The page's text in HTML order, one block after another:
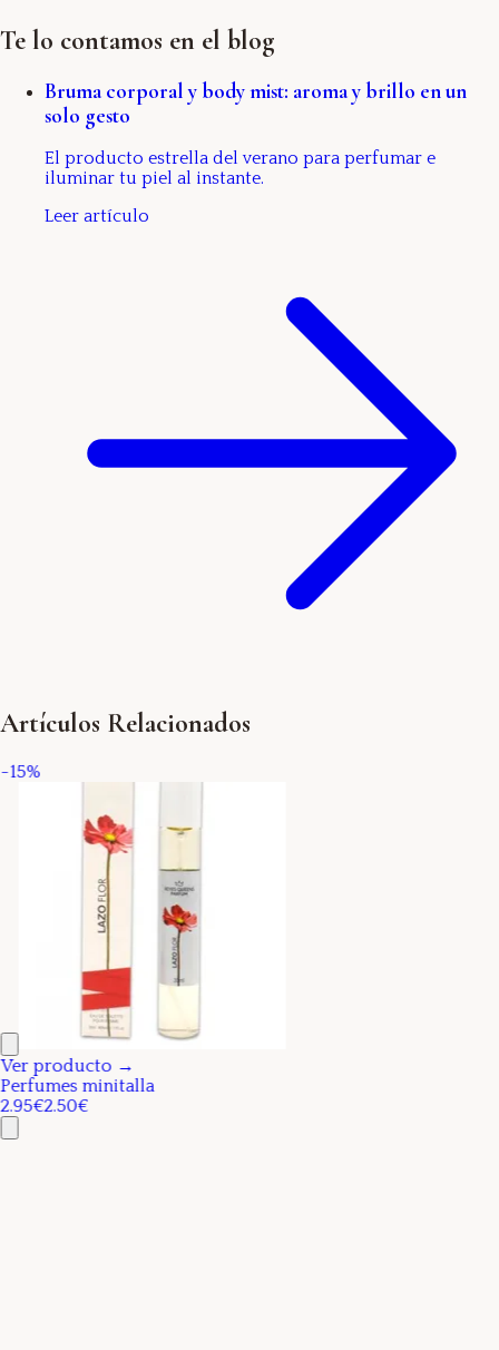
Te lo contamos en el blog
Bruma corporal y body mist: aroma y brillo en un
solo gesto
El producto estrella del verano para perfumar e
iluminar tu piel al instante.
Leer artículo
Artículos Relacionados
-15%
Ver producto →
Perfumes minitalla
2.95€2.50€